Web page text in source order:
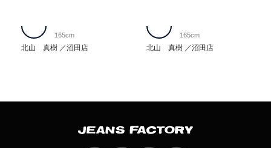
北山 真樹 沼田店
165cm
北山 真樹 沼田店
165cm